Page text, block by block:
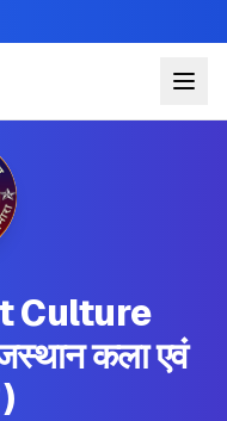
Culture
कला एवं